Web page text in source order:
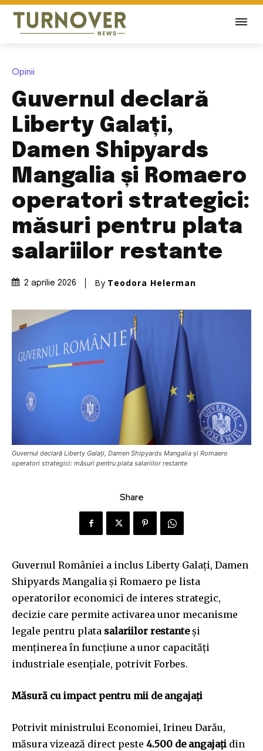
Opinii
Guvernul declară
Liberty Galați,
Damen Shipyards
Mangalia și Romaero
operatori strategici:
măsuri pentru plata
salariilor restante
2 aprilie 2026 By Teodora Helerman
Guvernul declară Liberty Galați, Damen Shipyards Mangalia și Romaero
operatori strategici: măsuri pentru plata salariilor restante
Share
Guvernul României a inclus Liberty Galați, Damen
Shipyards Mangalia și Romaero pe lista
operatorilor economici de interes strategic,
decizie care permite activarea unor mecanisme
legale pentru plata salariilor restanteși
menținerea în funcțiune a unor capacități
industriale esențiale, potrivit Forbes.
Măsură cu impact pentru mii de angajați
Potrivit ministrului Economiei, Irineu Darău,
măsura vizează direct peste 4.500 de angajați din